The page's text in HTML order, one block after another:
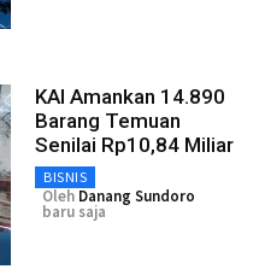
KAI Amankan 14.890
Barang Temuan
Senilai Rp10,84 Miliar
BISNIS
Oleh Danang Sundoro
baru saja